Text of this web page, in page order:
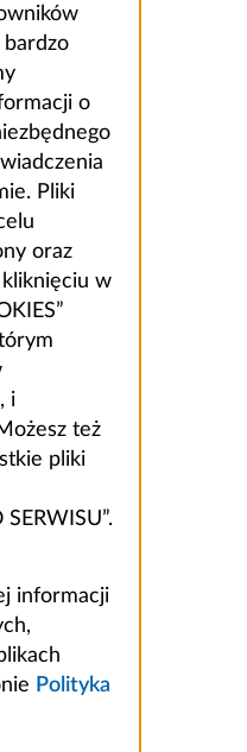
bardzo
o
Pliki
oraz
w
i
też
pliki
informacji
Polityka